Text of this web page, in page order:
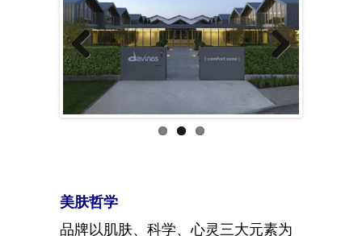
Previous Next
美肤哲学